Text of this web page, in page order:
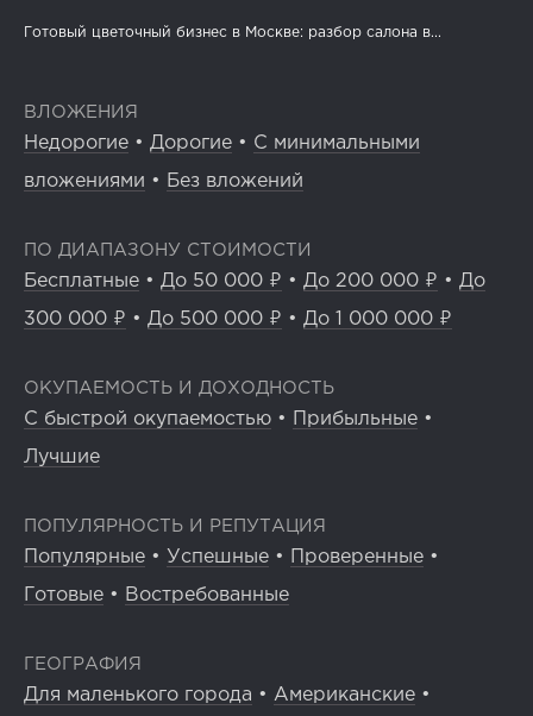
Готовый цветочный бизнес в Москве: разбор салона в...
ВЛОЖЕНИЯ
Недорогие • Дорогие • С минимальными
вложениями • Без вложений
ПО ДИАПАЗОНУ СТОИМОСТИ
Бесплатные • До 50 000 ₽ • До 200 000 ₽ • До
300 000 ₽ • До 500 000 ₽ • До 1 000 000 ₽
ОКУПАЕМОСТЬ И ДОХОДНОСТЬ
С быстрой окупаемостью • Прибыльные •
Лучшие
ПОПУЛЯРНОСТЬ И РЕПУТАЦИЯ
Популярные • Успешные • Проверенные •
Готовые • Востребованные
ГЕОГРАФИЯ
Для маленького города • Американские •